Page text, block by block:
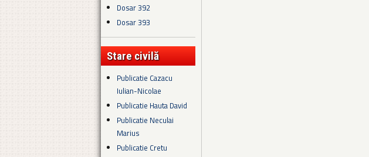
Dosar 392
Dosar 393
Stare civilă
Publicatie Cazacu
Iulian-Nicolae
Publicatie Hauta David
Publicatie Neculai
Marius
Publicatie Cretu